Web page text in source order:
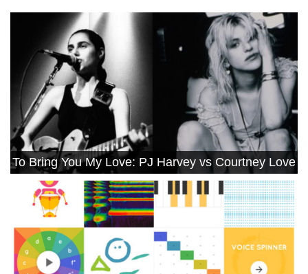
To Bring You My Love: PJ Harvey vs Courtney Love